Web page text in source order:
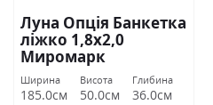
Луна Опція Банкетка
ліжко 1,8х2,0
Миромарк
Ширина
185.0см
Висота
50.0см
Глибина
36.0см